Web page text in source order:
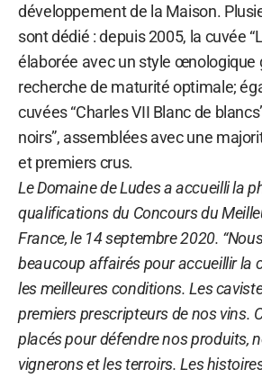
développement de la Maison.
sont dédié : depuis 2005, la cuvée
élaborée avec un style œnologique
recherche de maturité optimale;
cuvées “Charles VII Blanc de
noirs”, assemblées avec une
et premiers crus.
Le Domaine de Ludes a accueilli la
qualifications du Concours du
France, le 14 septembre 2020.
beaucoup affairés pour accueillir la
les meilleures conditions. Les
premiers prescripteurs de nos vins.
placés pour défendre nos produits,
vignerons et les terroirs. Les